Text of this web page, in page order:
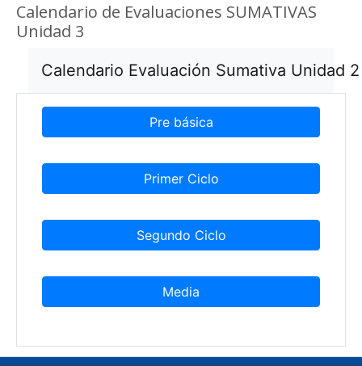
Calendario de Evaluaciones SUMATIVAS
Unidad 3
Calendario Evaluación Sumativa Unidad 2
Pre básica
Primer Ciclo
Segundo Ciclo
Media